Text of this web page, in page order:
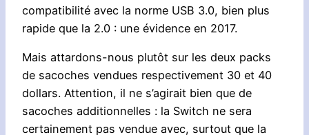
compatibilité avec la norme USB 3.0, bien plus
rapide que la 2.0 : une évidence en 2017.
Mais attardons-nous plutôt sur les deux packs
de sacoches vendues respectivement 30 et 40
dollars. Attention, il ne s’agirait bien que de
sacoches additionnelles : la Switch ne sera
certainement pas vendue avec, surtout que la